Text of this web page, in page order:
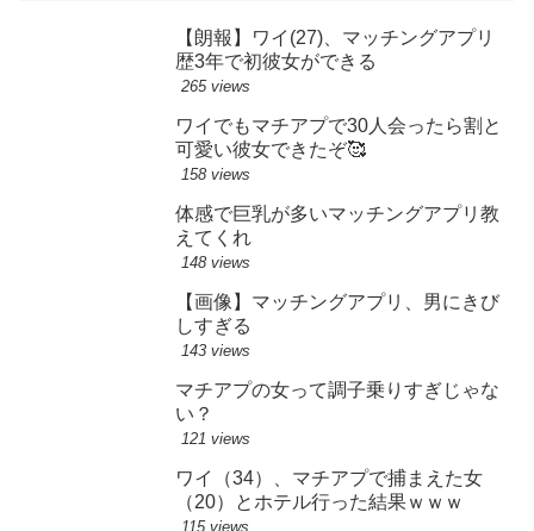
【朗報】ワイ(27)、マッチングアプリ
歴3年で初彼女ができる
265 views
ワイでもマチアプで30人会ったら割と
可愛い彼女できたぞ🥰
158 views
体感で巨乳が多いマッチングアプリ教
えてくれ
148 views
【画像】マッチングアプリ、男にきび
しすぎる
143 views
マチアプの女って調子乗りすぎじゃな
い？
121 views
ワイ（34）、マチアプで捕まえた女
（20）とホテル行った結果ｗｗｗ
115 views